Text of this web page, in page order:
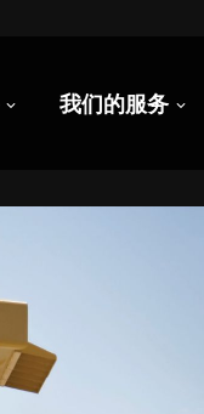
我们的服务